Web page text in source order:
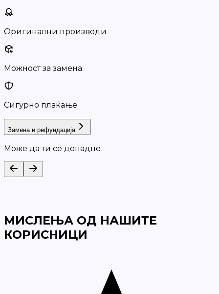
Оригинални производи
Можност за замена
Сигурно плаќање
Замена и рефундација
Може да ти се допадне
МИСЛЕЊА ОД НАШИТЕ
КОРИСНИЦИ